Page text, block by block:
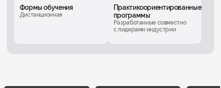
Формы обучения
Дистанционная
Практикоориентированные
программы
Разработанные совместно
с лидерами индустрии